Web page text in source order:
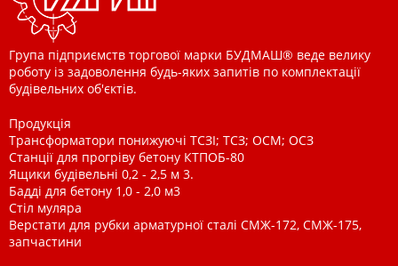
Група підприємств торгової марки БУДМАШ® веде велику
роботу із задоволення будь-яких запитів по комплектації
будівельних об'єктів.
Продукція
Трансформатори понижуючі ТСЗІ; ТСЗ; ОСМ; ОСЗ
Станції для прогріву бетону КТПОБ-80
Ящики будівельні 0,2 - 2,5 м 3.
Бадді для бетону 1,0 - 2,0 м3
Стіл муляра
Верстати для рубки арматурної сталі СМЖ-172, СМЖ-175,
запчастини